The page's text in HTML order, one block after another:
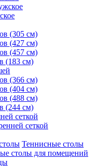
(305 см)
(427 см)
(457 см)
(183 см)
(366 см)
(404 см)
(488 см)
(244 см)
сеткой
сеткой
Теннисные столы
столы для помещений